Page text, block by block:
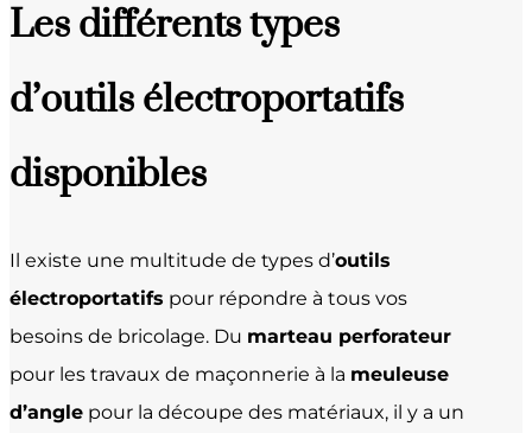
Les différents types
d’outils électroportatifs
disponibles
Il existe une multitude de types d’outils
électroportatifs pour répondre à tous vos
besoins de bricolage. Du marteau perforateur
pour les travaux de maçonnerie à la meuleuse
d’angle pour la découpe des matériaux, il y a un